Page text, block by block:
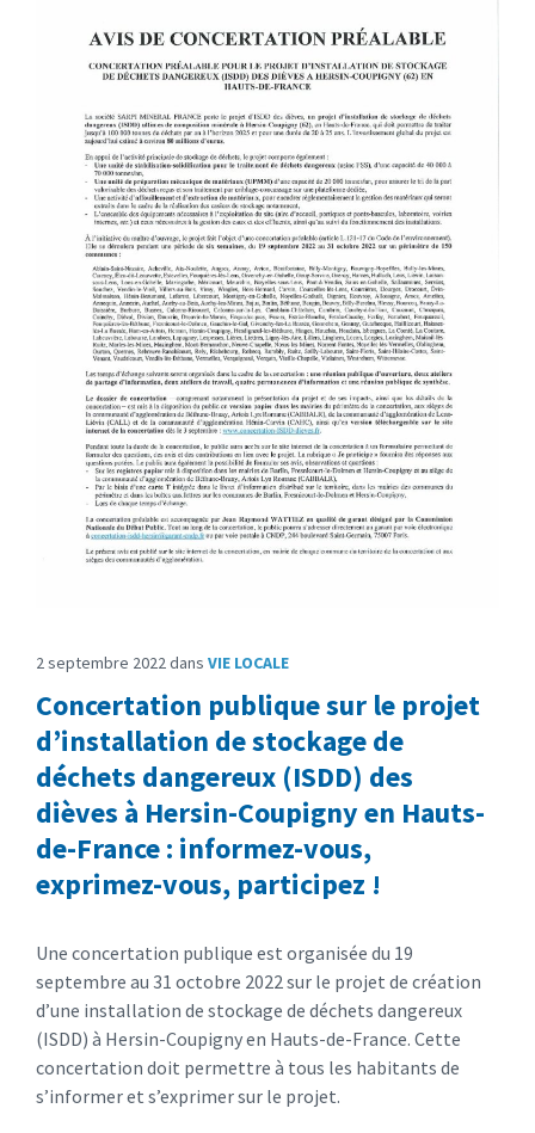
2 septembre 2022dans VIE LOCALE
Concertation publique sur le projet
d’installation de stockage de
déchets dangereux (ISDD) des
dièves à Hersin-Coupigny en Hauts-
de-France : informez-vous,
exprimez-vous, participez !
Une concertation publique est organisée du 19
septembre au 31 octobre 2022 sur le projet de création
d’une installation de stockage de déchets dangereux
(ISDD) à Hersin-Coupigny en Hauts-de-France. Cette
concertation doit permettre à tous les habitants de
s’informer et s’exprimer sur le projet.